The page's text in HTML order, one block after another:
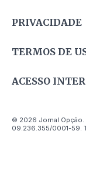
PRIVACIDADE
TERMOS DE
ACESSO
© 2026 Jornal Opção.
09.236.355/0001-59.